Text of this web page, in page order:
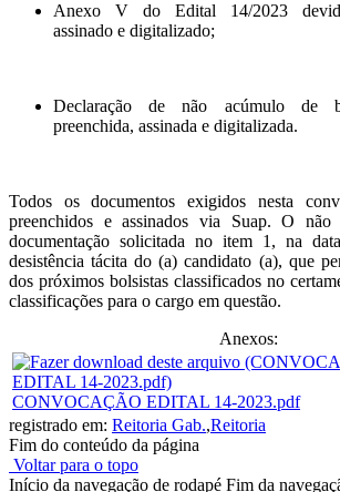
Anexo V do Edital 14/2023
assinado e digitalizado;
Declaração de não acúmulo de
preenchida, assinada e digitalizada.
Todos os documentos exigidos nesta
preenchidos e assinados via Suap. O não
documentação solicitada no item 1, na
desistência tácita do (a) candidato (a), que
dos próximos bolsistas classificados no
classificações para o cargo em questão.
Anexos:
CONVOCAÇÃO EDITAL 14-2023.pdf
registrado em: Reitoria Gab.,Reitoria
Fim do conteúdo da página
Voltar para o topo
Início da navegação de rodapé Fim da